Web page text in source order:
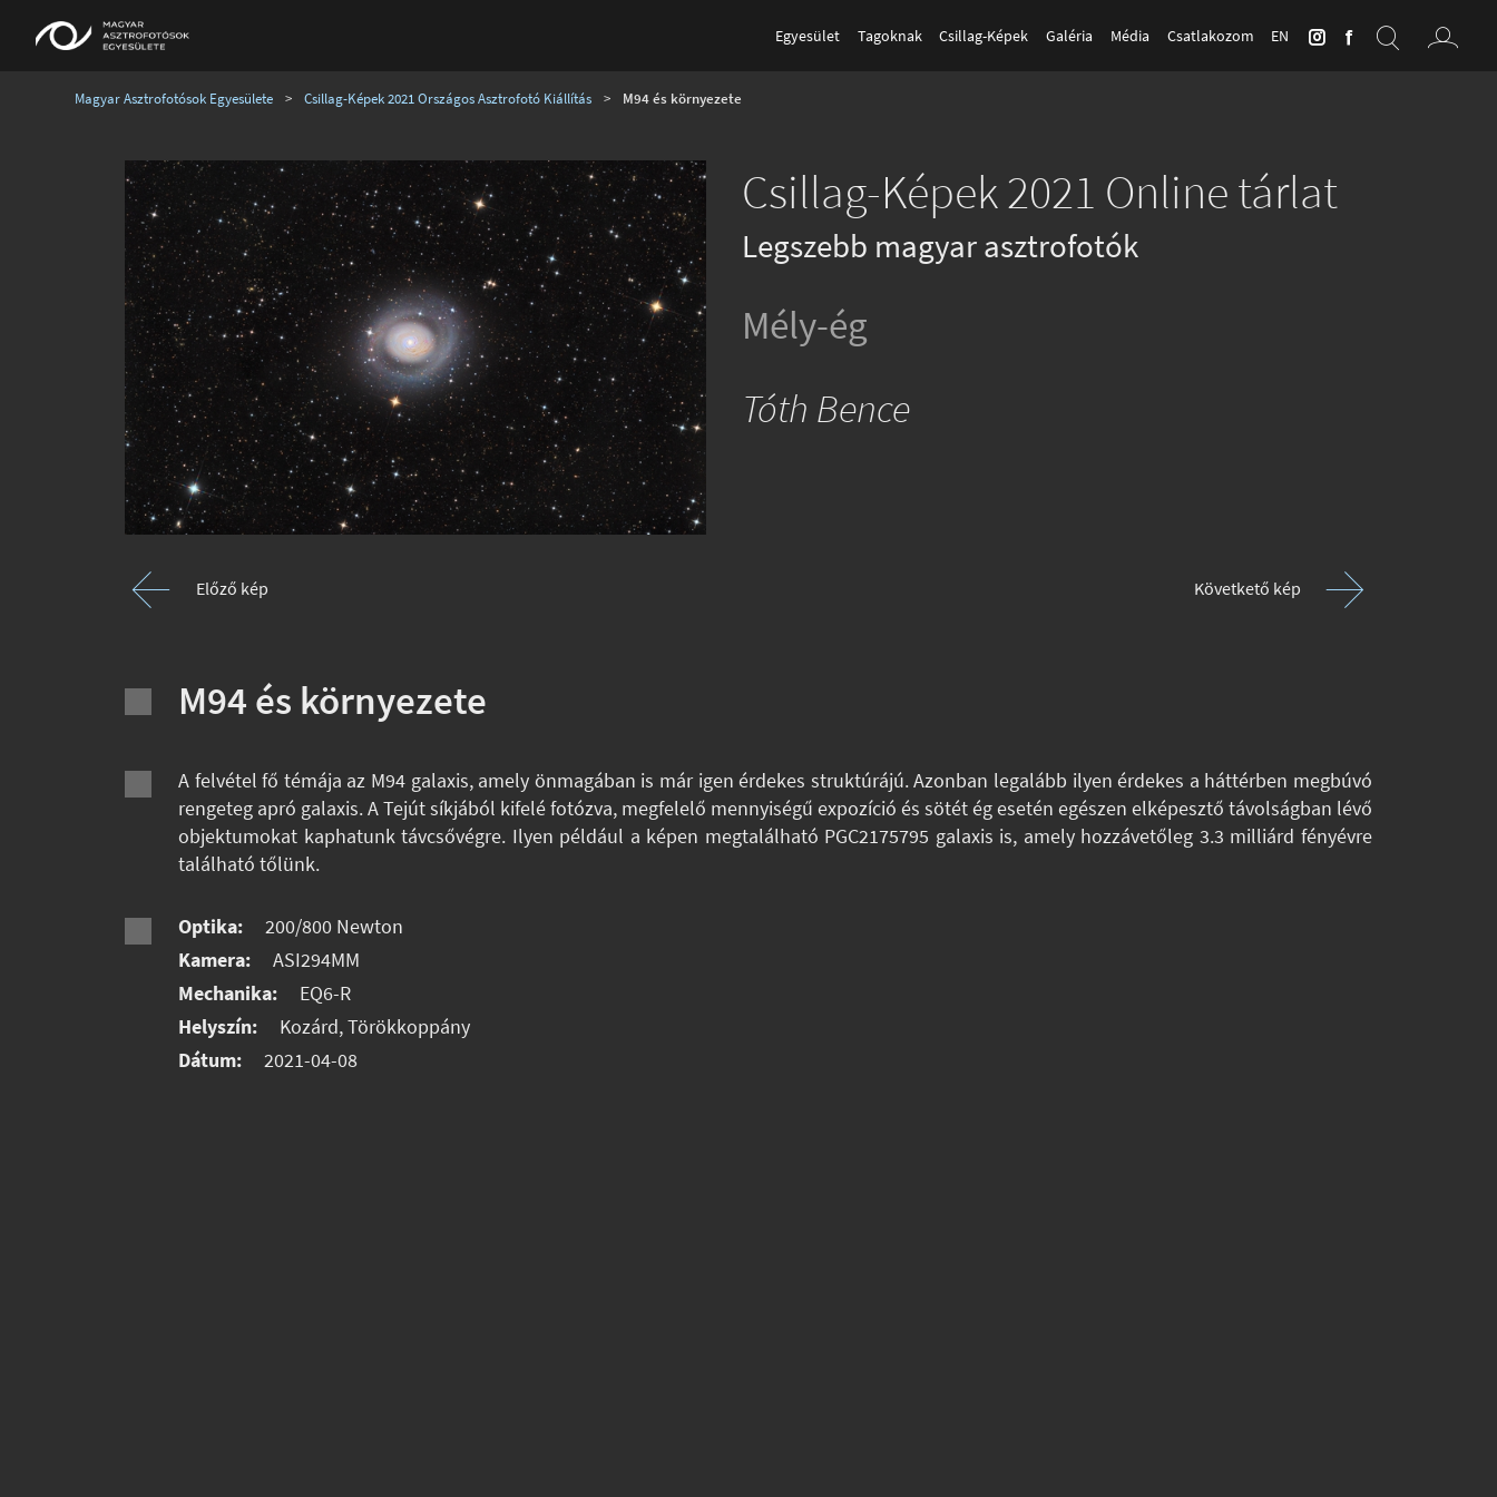
Egyesület Tagoknak Csillag-Képek Galéria Média Csatlakozom EN
Magyar Asztrofotósok Egyesülete > Csillag-Képek 2021 Országos Asztrofotó Kiállítás > M94 és környezete
Csillag-Képek 2021 Online tárlat
Legszebb magyar asztrofotók
Mély-ég
Tóth Bence
Előző kép Követkető kép
M94 és környezete
A felvétel fő témája az M94 galaxis, amely önmagában is már igen érdekes struktúrájú. Azonban legalább ilyen érdekes a háttérben megbúvó
rengeteg apró galaxis. A Tejút síkjából kifelé fotózva, megfelelő mennyiségű expozíció és sötét ég esetén egészen elképesztő távolságban lévő
objektumokat kaphatunk távcsővégre. Ilyen például a képen megtalálható PGC2175795 galaxis is, amely hozzávetőleg 3.3 milliárd fényévre
található tőlünk.
Optika:
200/800 Newton
Kamera:
ASI294MM
Mechanika:
EQ6-R
Helyszín:
Kozárd, Törökkoppány
Dátum:
2021-04-08